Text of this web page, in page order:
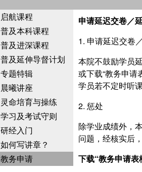
启航课程
普及本科课程
普及进深课程
普及延伸导督计划
专题特辑
晨曦讲座
灵命培育与操练
学习及考试守则
研经入门
如何写讲章？
教务申请
申请延迟交卷／
1. 申请延迟交卷
本院不鼓励学员
或下载“教务申
学员若不定时听
2. 惩处
除学业成绩外，
问题，经核实后
下载“教务申请表